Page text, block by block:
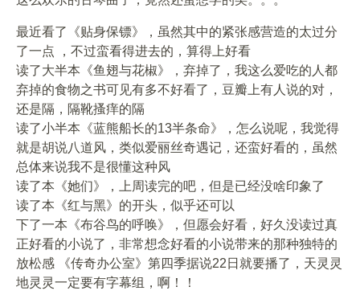
最近看了《贴身保镖》，虽然其中的紧张感营造的太过分
了一点 ，不过蛮看得进去的，算得上好看
读了大半本《鱼翅与花椒》，弃掉了，我这么爱吃的人都
弃掉的食物之书可见有多不好看了，豆瓣上有人说的对，
还是隔，隔靴搔痒的隔
读了小半本《蓝熊船长的13半条命》，怎么说呢，我觉得
就是胡说八道风，类似爱丽丝奇遇记，还蛮好看的，虽然
总体来说我不是很懂这种风
读了本《她们》，上周读完的吧，但是已经没啥印象了
读了本《红与黑》的开头，似乎还可以
下了一本《布谷鸟的呼唤》，但愿会好看，好久没读过真
正好看的小说了，非常想念好看的小说带来的那种独特的
放松感 《传奇办公室》第四季据说22日就要播了，天灵灵
地灵灵一定要有字幕组，啊！！